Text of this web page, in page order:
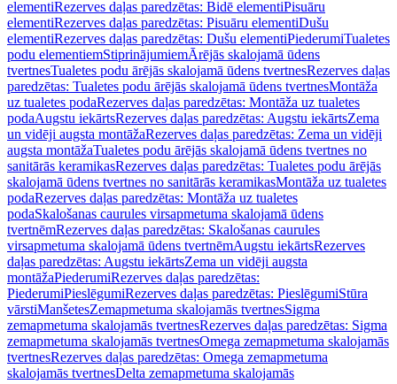
elementiRezerves daļas paredzētas: Bidē elementiPisuāru
elementiRezerves daļas paredzētas: Pisuāru elementiDušu
elementiRezerves daļas paredzētas: Dušu elementiPiederumiTualetes
podu elementiemStiprinājumiemĀrējās skalojamā ūdens
tvertnesTualetes podu ārējās skalojamā ūdens tvertnesRezerves daļas
paredzētas: Tualetes podu ārējās skalojamā ūdens tvertnesMontāža
uz tualetes podaRezerves daļas paredzētas: Montāža uz tualetes
podaAugstu iekārtsRezerves daļas paredzētas: Augstu iekārtsZema
un vidēji augsta montāžaRezerves daļas paredzētas: Zema un vidēji
augsta montāžaTualetes podu ārējās skalojamā ūdens tvertnes no
sanitārās keramikasRezerves daļas paredzētas: Tualetes podu ārējās
skalojamā ūdens tvertnes no sanitārās keramikasMontāža uz tualetes
podaRezerves daļas paredzētas: Montāža uz tualetes
podaSkalošanas caurules virsapmetuma skalojamā ūdens
tvertnēmRezerves daļas paredzētas: Skalošanas caurules
virsapmetuma skalojamā ūdens tvertnēmAugstu iekārtsRezerves
daļas paredzētas: Augstu iekārtsZema un vidēji augsta
montāžaPiederumiRezerves daļas paredzētas:
PiederumiPieslēgumiRezerves daļas paredzētas: PieslēgumiStūra
vārstiManšetesZemapmetuma skalojamās tvertnesSigma
zemapmetuma skalojamās tvertnesRezerves daļas paredzētas: Sigma
zemapmetuma skalojamās tvertnesOmega zemapmetuma skalojamās
tvertnesRezerves daļas paredzētas: Omega zemapmetuma
skalojamās tvertnesDelta zemapmetuma skalojamās